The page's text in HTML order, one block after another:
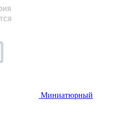
Миниатюрный